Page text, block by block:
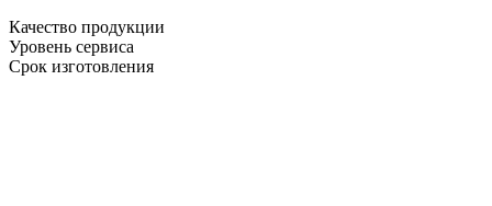
Качество продукции
Уровень сервиса
Срок изготовления